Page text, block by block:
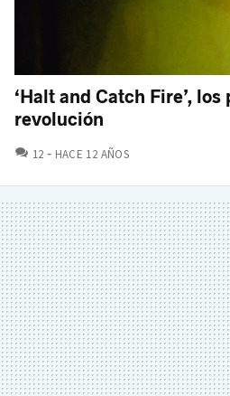
‘Halt and Catch Fire’,
revolución
12 COMENTARIOS
HACE 12 AÑOS